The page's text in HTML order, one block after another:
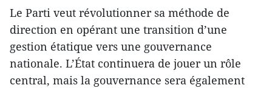
Le Parti veut révolutionner sa méthode de
direction en opérant une transition d’une
gestion étatique vers une gouvernance
nationale. L’État continuera de jouer un rôle
central, mais la gouvernance sera également